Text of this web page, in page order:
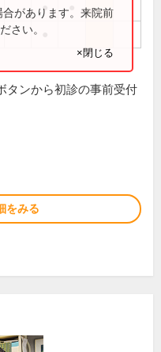
●
があります。来院前
さい。
×閉じる
タンから初診の事前受付
をみる